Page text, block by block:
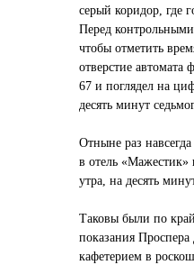
серый коридор, где
Перед
чтобы отметить
отверстие
67 и поглядел на
десять минут
Отныне раз
в отель «Мажестик»
утра, на десять
Таковы были по
показания
кафетерием в